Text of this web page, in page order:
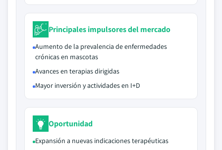
Principales impulsores del mercado
Aumento de la prevalencia de enfermedades
crónicas en mascotas
Avances en terapias dirigidas
Mayor inversión y actividades en I+D
Oportunidad
Expansión a nuevas indicaciones terapéuticas